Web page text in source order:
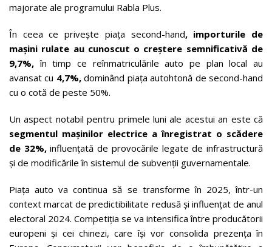
majorate ale programului Rabla Plus.
În ceea ce privește piața second-hand, importurile de
mașini rulate au cunoscut o creștere semnificativă de
9,7%, în timp ce reînmatriculările auto pe plan local au
avansat cu 4,7%,dominând piața autohtonă de second-hand
cu o cotă de peste 50%.
Un aspect notabil pentru primele luni ale acestui an este că
segmentul mașinilor electrice a înregistrat o scădere
de 32%,influențată de provocările legate de infrastructură
și de modificările în sistemul de subvenții guvernamentale.
Piața auto va continua să se transforme în 2025, într-un
context marcat de predictibilitate redusă și influențat de anul
electoral 2024. Competiția se va intensifica între producătorii
europeni și cei chinezi, care își vor consolida prezența în